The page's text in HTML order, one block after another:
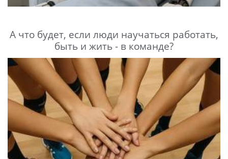
А что будет, если люди научаться работать,
быть и жить - в команде?